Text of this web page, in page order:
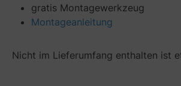
gratis Montagewerkzeug
Montageanleitung
Nicht im Lieferumfang enthalten ist